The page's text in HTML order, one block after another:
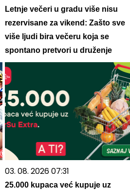
Letnje večeri u gradu više nisu
rezervisane za vikend: Zašto sve
više ljudi bira večeru koja se
spontano pretvori u druženje
03. 08. 2026 07:31
25.000 kupaca već kupuje uz